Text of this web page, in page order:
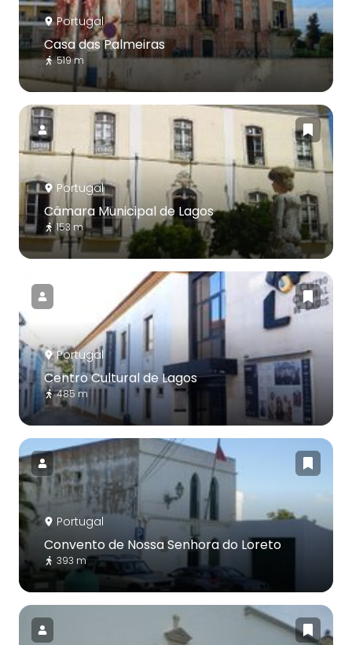
Portugal
Casa das Palmeiras
519 m
Portugal
Câmara Municipal de Lagos
153 m
Portugal
Centro Cultural de Lagos
485 m
Portugal
Convento de Nossa Senhora do Loreto
393 m